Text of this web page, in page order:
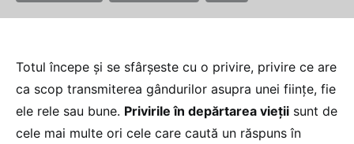
Totul începe şi se sfârşeste cu o privire, privire ce are
ca scop transmiterea gândurilor asupra unei fiinţe, fie
ele rele sau bune. Privirile în depărtarea vieţii sunt de
cele mai multe ori cele care caută un răspuns în